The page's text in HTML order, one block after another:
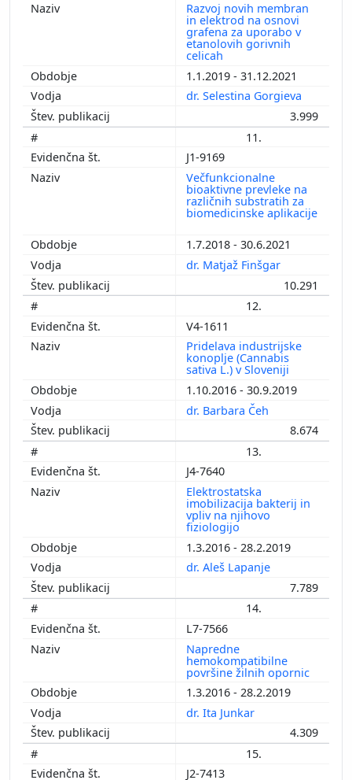
Razvoj novih membran
in elektrod na osnovi
grafena za uporabo v
etanolovih gorivnih
celicah
1.1.2019 - 31.12.2021
dr. Selestina Gorgieva
3.999
11.
J1-9169
Večfunkcionalne
bioaktivne prevleke na
različnih substratih za
biomedicinske aplikacije
1.7.2018 - 30.6.2021
dr. Matjaž Finšgar
10.291
12.
V4-1611
Pridelava industrijske
konoplje (Cannabis
sativa L.) v Sloveniji
1.10.2016 - 30.9.2019
dr. Barbara Čeh
8.674
13.
J4-7640
Elektrostatska
imobilizacija bakterij in
vpliv na njihovo
fiziologijo
1.3.2016 - 28.2.2019
dr. Aleš Lapanje
7.789
14.
L7-7566
Napredne
hemokompatibilne
površine žilnih opornic
1.3.2016 - 28.2.2019
dr. Ita Junkar
4.309
15.
J2-7413